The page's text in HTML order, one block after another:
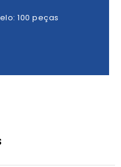
100 peças